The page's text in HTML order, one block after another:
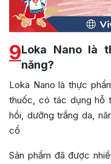
9Loka Nano là
năng?
Loka Nano là thực
thuốc, có tác dụng hỗ
hồi, dưỡng trắng da,
cổ
Sản phẩm đã được